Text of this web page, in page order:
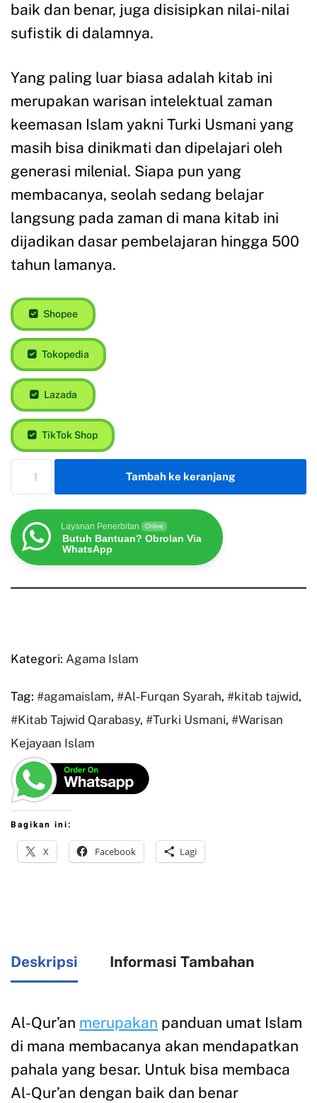
baik dan benar, juga disisipkan nilai-nilai
sufistik di dalamnya.
Yang paling luar biasa adalah kitab ini
merupakan warisan intelektual zaman
keemasan Islam yakni Turki Usmani yang
masih bisa dinikmati dan dipelajari oleh
generasi milenial. Siapa pun yang
membacanya, seolah sedang belajar
langsung pada zaman di mana kitab ini
dijadikan dasar pembelajaran hingga 500
tahun lamanya.
Shopee
Tokopedia
Lazada
TikTok Shop
Tambah ke keranjang
Layanan Penerbitan Online
Butuh Bantuan? Obrolan Via
WhatsApp
Kategori: Agama Islam
Tag: #agamaislam, #Al-Furqan Syarah, #kitab tajwid,
#Kitab Tajwid Qarabasy, #Turki Usmani, #Warisan
Kejayaan Islam
Bagikan ini:
X Facebook Lagi
Deskripsi Informasi Tambahan
Al-Qur’an merupakan panduan umat Islam
di mana membacanya akan mendapatkan
pahala yang besar. Untuk bisa membaca
Al-Qur’an dengan baik dan benar